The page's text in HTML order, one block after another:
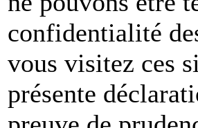
confidentialité
vous visitez ces
présente